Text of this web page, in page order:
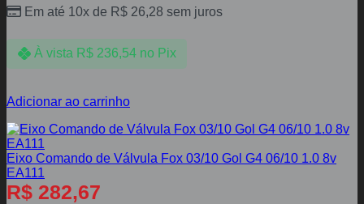
Em até 10x de R$ 26,28 sem juros
À vista R$236,54 no Pix
Adicionar ao carrinho
Eixo Comando de Válvula Fox 03/10 Gol G4 06/10 1.0 8v
EA111
R$ 282,67